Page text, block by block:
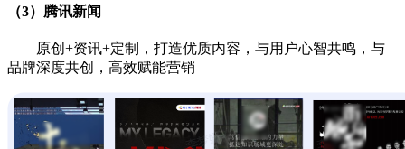
（3）腾讯新闻
原创+资讯+定制，打造优质内容，与用户心智共鸣，与
品牌深度共创，高效赋能营销